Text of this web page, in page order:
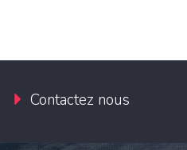
Contactez nous